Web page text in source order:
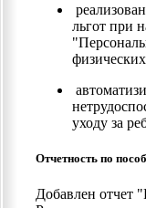
льгот при
уходу за
Отчетность по
Добавлен отчет